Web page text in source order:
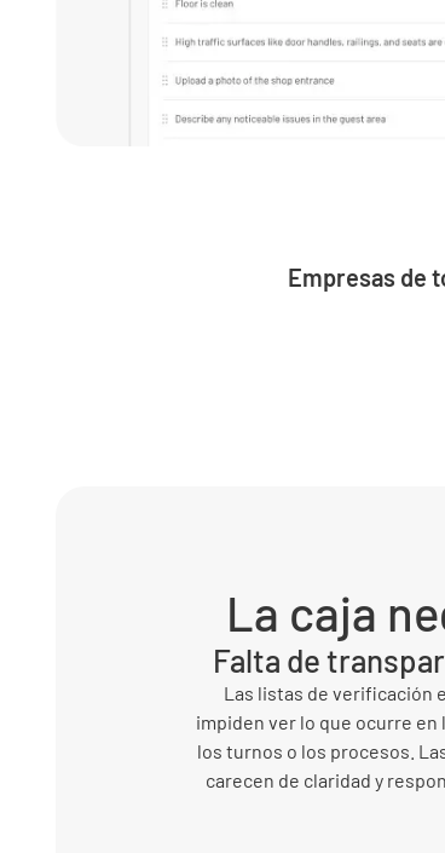
Empresas de
La caja
Falta de
Las listas de verificación
impiden ver lo que ocurre en
los turnos o los procesos.
carecen de claridad y